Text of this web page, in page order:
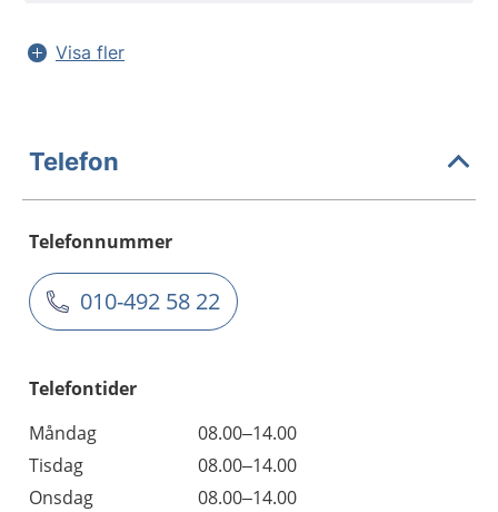
Visa fler
Telefon
Telefonnummer
010-492 58 22
Telefontider
Måndag
08.00–14.00
Tisdag
08.00–14.00
Onsdag
08.00–14.00